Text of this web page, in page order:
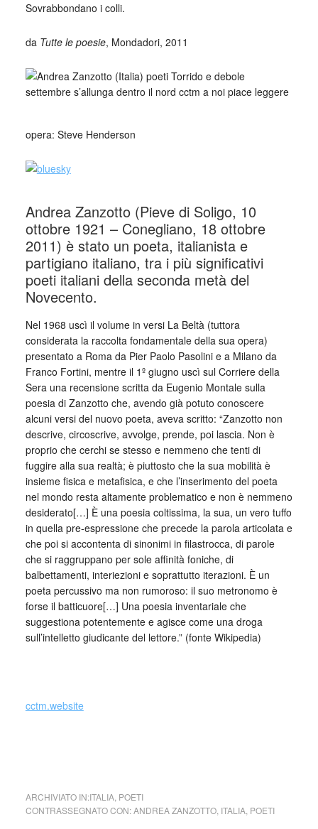
Sovrabbondano i colli.
da Tutte le poesie, Mondadori, 2011
opera: Steve Henderson
Andrea Zanzotto (Pieve di Soligo, 10
ottobre 1921 – Conegliano, 18 ottobre
2011) è stato un poeta, italianista e
partigiano italiano, tra i più significativi
poeti italiani della seconda metà del
Novecento.
Nel 1968 uscì il volume in versi La Beltà (tuttora
considerata la raccolta fondamentale della sua opera)
presentato a Roma da Pier Paolo Pasolini e a Milano da
Franco Fortini, mentre il 1º giugno uscì sul Corriere della
Sera una recensione scritta da Eugenio Montale sulla
poesia di Zanzotto che, avendo già potuto conoscere
alcuni versi del nuovo poeta, aveva scritto: “Zanzotto non
descrive, circoscrive, avvolge, prende, poi lascia. Non è
proprio che cerchi se stesso e nemmeno che tenti di
fuggire alla sua realtà; è piuttosto che la sua mobilità è
insieme fisica e metafisica, e che l’inserimento del poeta
nel mondo resta altamente problematico e non è nemmeno
desiderato[…] È una poesia coltissima, la sua, un vero tuffo
in quella pre-espressione che precede la parola articolata e
che poi si accontenta di sinonimi in filastrocca, di parole
che si raggruppano per sole affinità foniche, di
balbettamenti, interiezioni e soprattutto iterazioni. È un
poeta percussivo ma non rumoroso: il suo metronomo è
forse il batticuore[…] Una poesia inventariale che
suggestiona potentemente e agisce come una droga
sull’intelletto giudicante del lettore.” (fonte Wikipedia)
cctm.website
ARCHIVIATO IN:ITALIA, POETI
CONTRASSEGNATO CON:ANDREA ZANZOTTO, ITALIA, POETI